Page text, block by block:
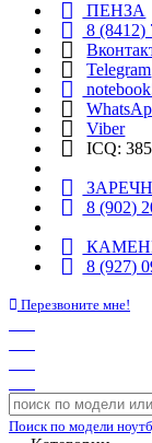
ПЕНЗА
8 (8412)
Telegram
Viber
ICQ:
8 (902)
8 (927)
Перезвоните мне!
Поиск по модели